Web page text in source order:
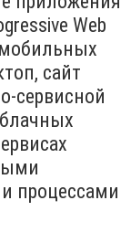
Web
сайт
сервисной
процессами